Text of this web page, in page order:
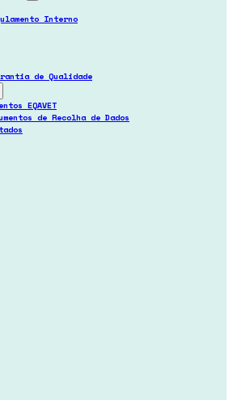
Interno
de Qualidade
EQAVET
de Recolha de Dados